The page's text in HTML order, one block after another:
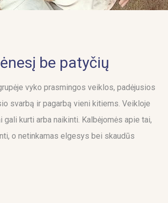
be patyčių
vyko prasmingos veiklos, padėjusios
svarbą ir pagarbą vieni kitiems. Veikloje
kurti arba naikinti. Kalbėjomės apie tai,
o netinkamas elgesys bei skaudūs